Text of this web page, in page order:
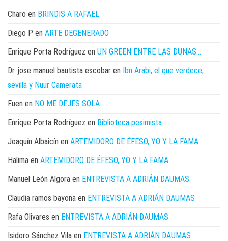
Charo en BRINDIS A RAFAEL
Diego P en ARTE DEGENERADO
Enrique Porta Rodríguez en UN GREEN ENTRE LAS DUNAS…
Dr. jose manuel bautista escobar en Ibn Arabi, el que verdece,
sevilla y Nuur Camerata
Fuen en NO ME DEJES SOLA
Enrique Porta Rodríguez en Biblioteca pesimista
Joaquín Albaicín en ARTEMIDORO DE ÉFESO, YO Y LA FAMA
Halima en ARTEMIDORO DE ÉFESO, YO Y LA FAMA
Manuel León Algora en ENTREVISTA A ADRIÁN DAUMAS
Claudia ramos bayona en ENTREVISTA A ADRIÁN DAUMAS
Rafa Olivares en ENTREVISTA A ADRIÁN DAUMAS
Isidoro Sánchez Vila en ENTREVISTA A ADRIÁN DAUMAS